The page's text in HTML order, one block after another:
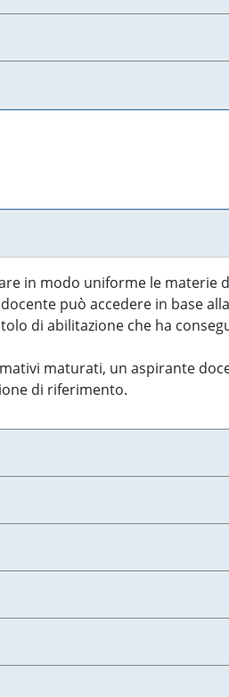
in modo uniforme le materie
può accedere in base
di abilitazione che ha
maturati, un aspirante
di riferimento.